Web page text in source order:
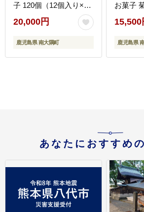
子 120個（12個入り×10
パック） 餃子のタレ付
き TA-402 | ぎょうざ 餃
子 ギョウザ 豚肉 ひき肉
焼くだけ 簡単 小分け 大
20,000円
鹿児島県 南大隅町
お菓子
ノンオ
煎 おつ
り寄せ
15,500
鹿児島県
あなたにおすすめ